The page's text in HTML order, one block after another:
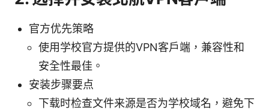
官方优先策略
使用学校官方提供的VPN客户端，兼容性和
安全性最佳。
安装步骤要点
下载时检查文件来源是否为学校域名，避免下